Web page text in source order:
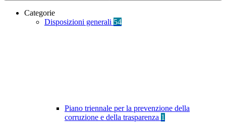
Categorie
Disposizioni generali 54
Piano triennale per la prevenzione della
corruzione e della trasparenza 1